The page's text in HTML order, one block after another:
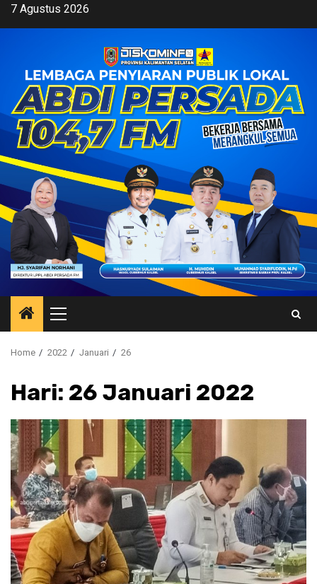
Skip7 Agustus 2026
Primary
Menu
Home 2022 Januari 26
Hari: 26 Januari 2022